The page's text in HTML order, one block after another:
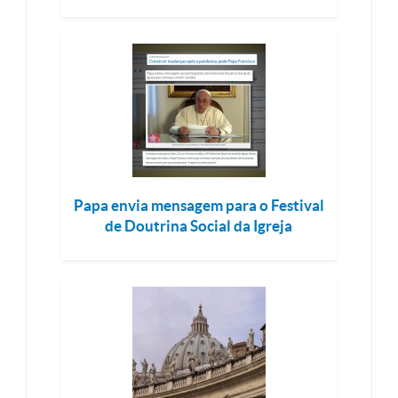
Papa envia mensagem para o Festival
de Doutrina Social da Igreja